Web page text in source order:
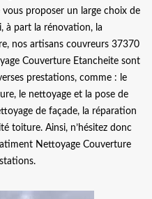
proposer un large choix de
à part la rénovation, la
nos artisans couvreurs 37370
Couverture Etancheite sont
prestations, comme : le
le nettoyage et la pose de
de façade, la réparation
toiture. Ainsi, n’hésitez donc
Nettoyage Couverture